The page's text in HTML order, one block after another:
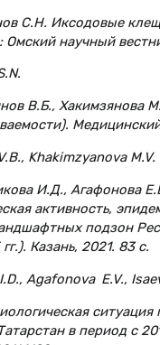
С.Н. Иксодовые
научный
В.Б., Хакимзянова
Khakimzyanova M.V.
И.Д., Агафонова
активность,
подзон
Казань, 2021. 83 с.
Agafonova E.V.,
в период с